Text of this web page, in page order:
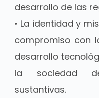
desarrollo de las
• La identidad y
compromiso con
desarrollo
la sociedad
sustantivas.